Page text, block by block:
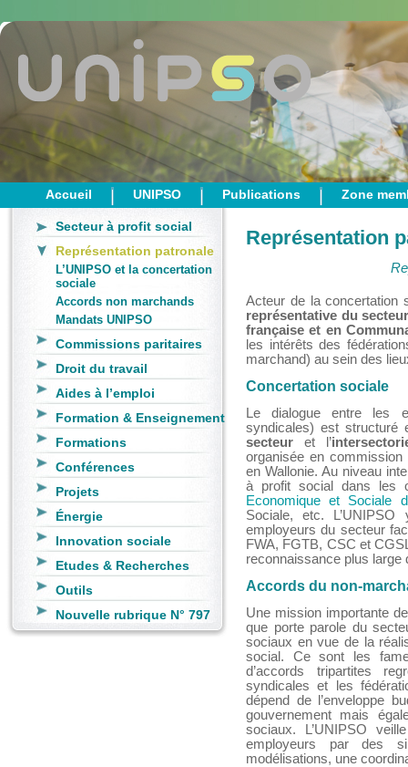
Accueil UNIPSO Publications Zone
Secteur à profit social
Représentation patronale
L’UNIPSO et la concertation
sociale
Accords non marchands
Mandats UNIPSO
Commissions paritaires
Droit du travail
Aides à l’emploi
Formation & Enseignement
Formations
Conférences
Projets
Énergie
Innovation sociale
Etudes & Recherches
Outils
Nouvelle rubrique N° 797
Représentation
Acteur de la concertation
représentative du
française et en
les intérêts des
marchand) au sein des
Concertation sociale
Le dialogue entre les
syndicales) est structuré
secteur et l’
organisée en commission
en Wallonie. Au niveau
à profit social dans les
Economique et Sociale
Sociale, etc.
employeurs du secteur
FWA, FGTB, CSC et
reconnaissance plus large
Accords du non-
Une mission importante
que porte parole du
sociaux en vue de la
social. Ce sont les
d’accords tripartites
syndicales et les
dépend de l’enveloppe
gouvernement mais
sociaux. L’UNIPSO
employeurs par des
modélisations, une